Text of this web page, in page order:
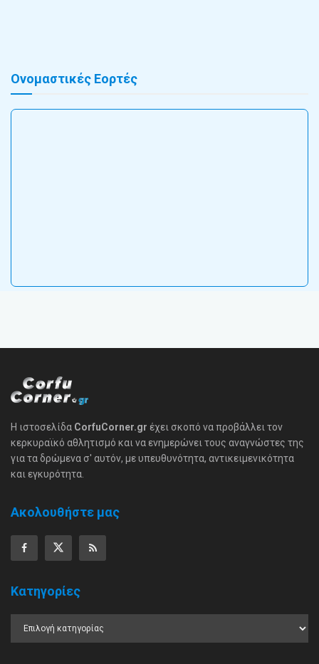
Ονομαστικές Εορτές
Η ιστοσελίδα CorfuCorner.gr έχει σκοπό να προβάλλει τον
κερκυραϊκό αθλητισμό και να ενημερώνει τους αναγνώστες της
για τα δρώμενα σ' αυτόν, με υπευθυνότητα, αντικειμενικότητα
και εγκυρότητα.
Ακολουθήστε μας
Κατηγορίες